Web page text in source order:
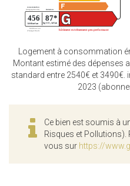
Logement à consommation
Montant estimé des dépenses
standard entre 2540€ et 3490€.
2023
Ce bien est soumis à
Risques et Pollutions).
vous sur https://